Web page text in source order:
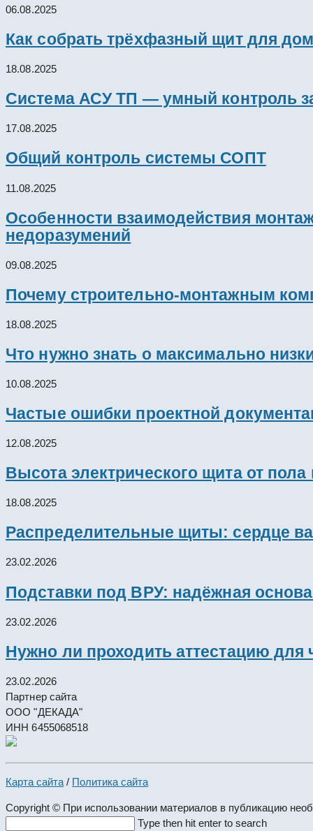
06.08.2025
Как собрать трёхфазный щит для
18.08.2025
Система АСУ ТП — умный контроль
17.08.2025
Общий контроль системы СОПТ
11.08.2025
Особенности взаимодействия
недоразумений
09.08.2025
Почему строительно-монтажным
18.08.2025
Что нужно знать о максимально
10.08.2025
Частые ошибки проектной
12.08.2025
Высота электрического щита от
18.08.2025
Распределительные щиты: сердце
23.02.2026
Подставки под ВРУ: надёжная
23.02.2026
Нужно ли проходить аттестацию для
23.02.2026
Партнер сайта
ООО "ДЕКАДА"
ИНН 6455068518
Карта сайта / Политика сайта
Copyright © При использовании материалов в публикацию
Type then hit enter to search